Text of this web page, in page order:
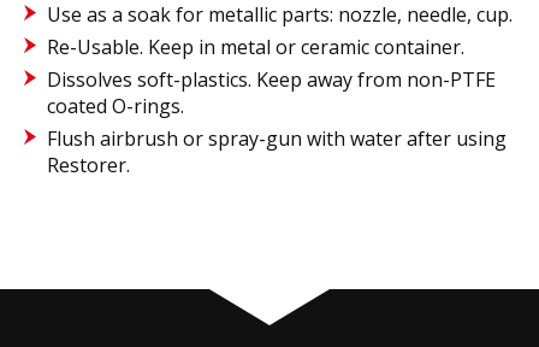
Use as a soak for metallic parts: nozzle, needle, cup.
Re-Usable. Keep in metal or ceramic container.
Dissolves soft-plastics. Keep away from non-PTFE
coated O-rings.
Flush airbrush or spray-gun with water after using
Restorer.